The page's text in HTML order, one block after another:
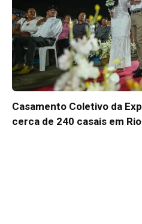
Casamento Coletivo da
cerca de 240 casais em